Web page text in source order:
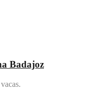
Badajoz